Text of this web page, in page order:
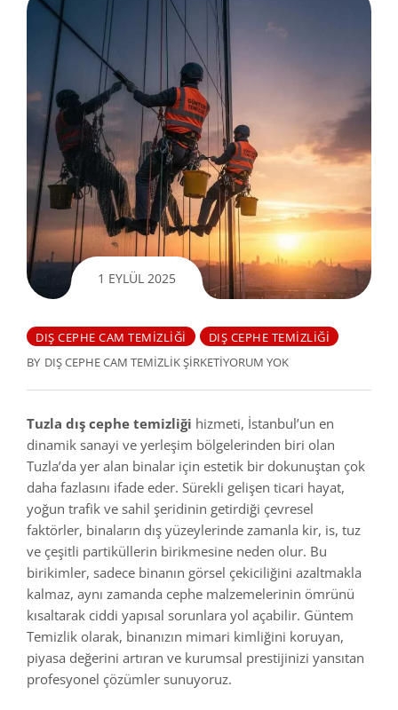
1 EYLÜL 2025
DIŞ CEPHE CAM TEMIZLIĞI
DIŞ CEPHE TEMIZLIĞI
BY DIŞ CEPHE CAM TEMIZLIK ŞIRKETIYORUM YOK
Tuzla dış cephe temizliği hizmeti, İstanbul’un en
dinamik sanayi ve yerleşim bölgelerinden biri olan
Tuzla’da yer alan binalar için estetik bir dokunuştan çok
daha fazlasını ifade eder. Sürekli gelişen ticari hayat,
yoğun trafik ve sahil şeridinin getirdiği çevresel
faktörler, binaların dış yüzeylerinde zamanla kir, is, tuz
ve çeşitli partiküllerin birikmesine neden olur. Bu
birikimler, sadece binanın görsel çekiciliğini azaltmakla
kalmaz, aynı zamanda cephe malzemelerinin ömrünü
kısaltarak ciddi yapısal sorunlara yol açabilir. Güntem
Temizlik olarak, binanızın mimari kimliğini koruyan,
piyasa değerini artıran ve kurumsal prestijinizi yansıtan
profesyonel çözümler sunuyoruz.